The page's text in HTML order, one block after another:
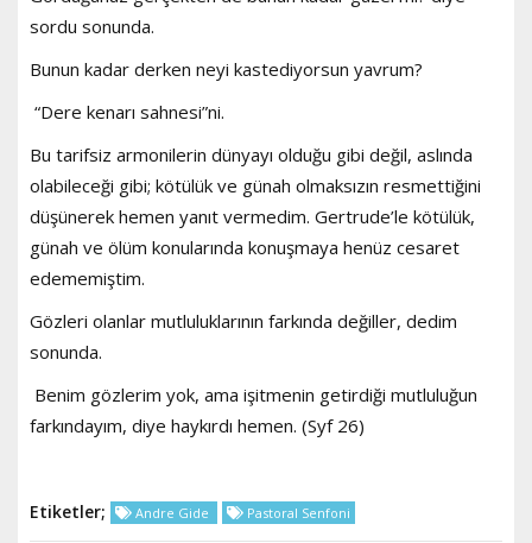
sordu sonunda.
Bunun kadar derken neyi kastediyorsun yavrum?
“Dere kenarı sahnesi”ni.
Bu tarifsiz armonilerin dünyayı olduğu gibi değil, aslında
olabileceği gibi; kötülük ve günah olmaksızın resmettiğini
düşünerek hemen yanıt vermedim. Gertrude’le kötülük,
günah ve ölüm konularında konuşmaya henüz cesaret
edememiştim.
Gözleri olanlar mutluluklarının farkında değiller, dedim
sonunda.
Benim gözlerim yok, ama işitmenin getirdiği mutluluğun
farkındayım, diye haykırdı hemen. (Syf 26)
Etiketler; Andre Gide Pastoral Senfoni